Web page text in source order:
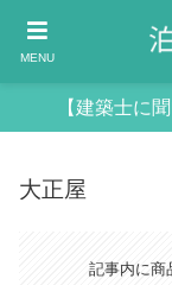
MENU
【建築士に
大正屋
記事内に商